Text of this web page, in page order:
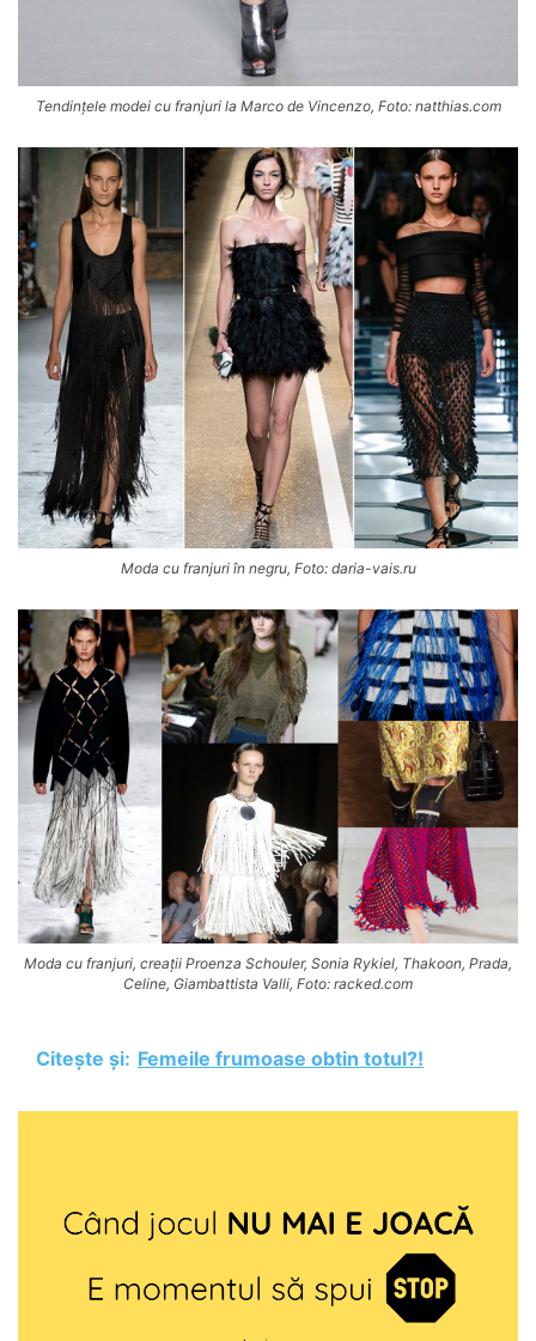
Tendințele modei cu franjuri la Marco de Vincenzo, Foto: natthias.com
Moda cu franjuri în negru, Foto: daria-vais.ru
Moda cu franjuri, creații Proenza Schouler, Sonia Rykiel, Thakoon, Prada,
Celine, Giambattista Valli, Foto: racked.com
Citește și: Femeile frumoase obtin totul?!